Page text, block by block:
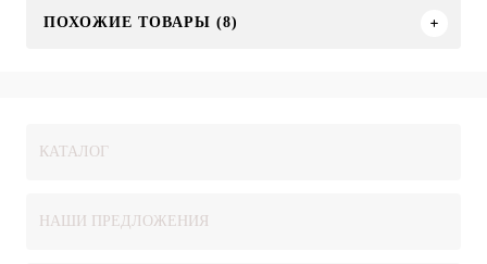
ПОХОЖИЕ ТОВАРЫ (8)
КАТАЛОГ
НАШИ ПРЕДЛОЖЕНИЯ